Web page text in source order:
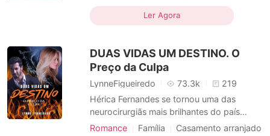
povo era escravo do Rei Alfa no grande
império dos lobos. Um dia ela foi escolhida
de seu filho
Maldição
Escravos sexuais
Arrogante / Dominante
Alpha
Bebê adorável
Ler Agora
DUAS VIDAS UM DESTINO. O
Preço da Culpa
LynneFigueiredo 73.3k
219
Hérica Fernandes se tornou uma das
neurocirurgiãs mais brilhantes do país
antes dos trinta, disciplinada, metódica,
Romance Família
Casamento arranjado